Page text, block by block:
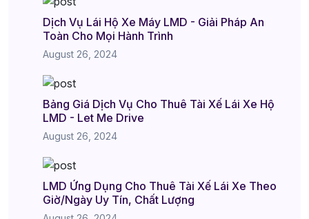
Dịch Vụ Lái Hộ Xe Máy LMD - Giải Pháp An
Toàn Cho Mọi Hành Trình
August 26, 2024
Bảng Giá Dịch Vụ Cho Thuê Tài Xế Lái Xe Hộ
LMD - Let Me Drive
August 26, 2024
LMD Ứng Dụng Cho Thuê Tài Xế Lái Xe Theo
Giờ/Ngày Uy Tín, Chất Lượng